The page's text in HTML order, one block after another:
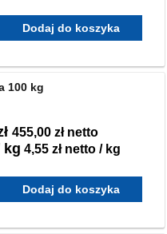
100 kg
455,00 zł netto
kg 4,55 zł netto / kg